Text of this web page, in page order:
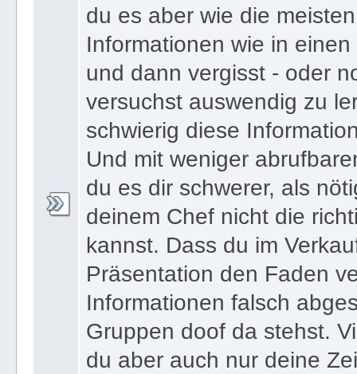
du es aber wie die
Informationen wie in
und dann vergisst - oder
versuchst auswendig zu
schwierig diese
Und mit weniger
du es dir schwerer, als
deinem Chef nicht die
kannst. Dass du im
Präsentation den Faden
Informationen falsch
Gruppen doof da stehst.
du aber auch nur deine